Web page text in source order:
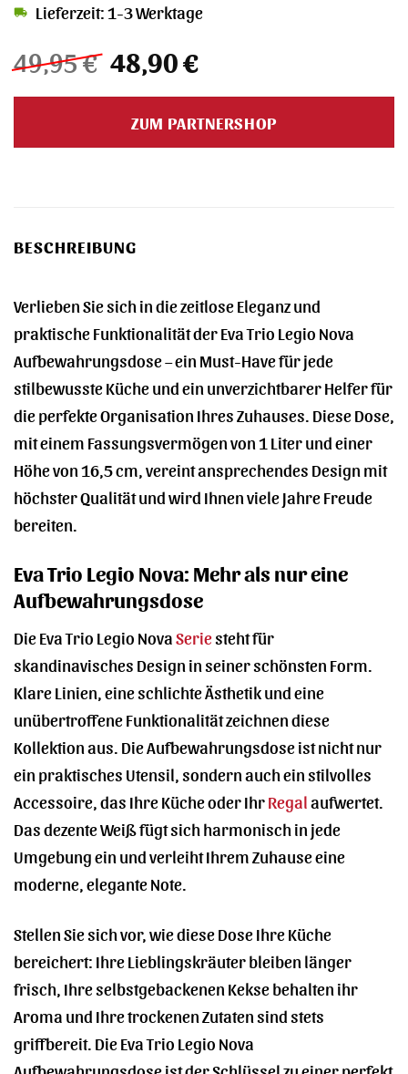
49,95€ Ursprünglicher
Preis
war:
49,95 €
48,90€Aktueller
ist:
48,90 €.
Lieferzeit: 1-3 Werktage
ZUM PARTNERSHOP
BESCHREIBUNG
Verlieben Sie sich in die zeitlose Eleganz und
praktische Funktionalität der Eva Trio Legio Nova
Aufbewahrungsdose – ein Must-Have für jede
stilbewusste Küche und ein unverzichtbarer Helfer für
die perfekte Organisation Ihres Zuhauses. Diese Dose,
mit einem Fassungsvermögen von 1 Liter und einer
Höhe von 16,5 cm, vereint ansprechendes Design mit
höchster Qualität und wird Ihnen viele Jahre Freude
bereiten.
Eva Trio Legio Nova: Mehr als nur eine
Aufbewahrungsdose
Die Eva Trio Legio NovaSeriesteht für
skandinavisches Design in seiner schönsten Form.
Klare Linien, eine schlichte Ästhetik und eine
unübertroffene Funktionalität zeichnen diese
Kollektion aus. Die Aufbewahrungsdose ist nicht nur
ein praktisches Utensil, sondern auch ein stilvolles
Accessoire, das Ihre Küche oder IhrRegalaufwertet.
Das dezente Weiß fügt sich harmonisch in jede
Umgebung ein und verleiht Ihrem Zuhause eine
moderne, elegante Note.
Stellen Sie sich vor, wie diese Dose Ihre Küche
bereichert: Ihre Lieblingskräuter bleiben länger
frisch, Ihre selbstgebackenen Kekse behalten ihr
Aroma und Ihre trockenen Zutaten sind stets
griffbereit. Die Eva Trio Legio Nova